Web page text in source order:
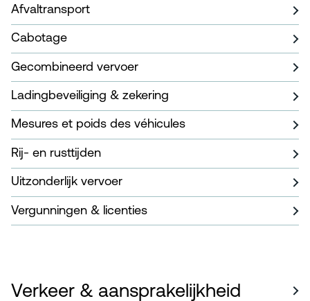
Afvaltransport
Cabotage
Gecombineerd vervoer
Ladingbeveiliging & zekering
Mesures et poids des véhicules
Rij- en rusttijden
Uitzonderlijk vervoer
Vergunningen & licenties
Verkeer & aansprakelijkheid